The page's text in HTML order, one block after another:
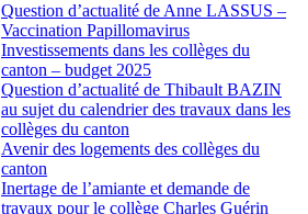
Question d’actualité de Anne LASSUS –
Vaccination Papillomavirus
Investissements dans les collèges du
canton – budget 2025
Question d’actualité de Thibault BAZIN
au sujet du calendrier des travaux dans les
collèges du canton
Avenir des logements des collèges du
canton
Inertage de l’amiante et demande de
travaux pour le collège Charles Guérin